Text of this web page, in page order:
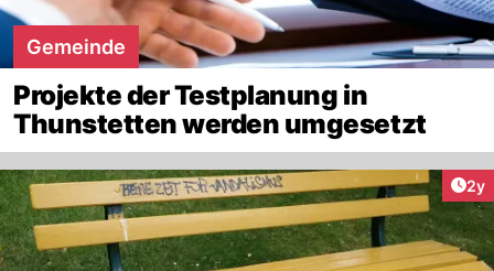
Gemeinde
Projekte der Testplanung in
Thunstetten werden umgesetzt
2y